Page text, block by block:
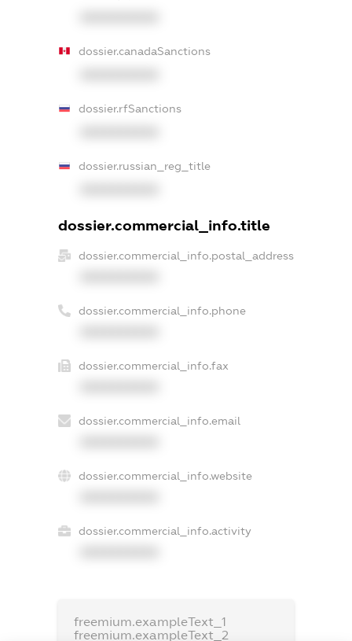
dossier.canadaSanctions
dossier.rfSanctions
dossier.russian_reg_title
dossier.commercial_info.title
dossier.commercial_info.postal_address
dossier.commercial_info.phone
dossier.commercial_info.fax
dossier.commercial_info.email
dossier.commercial_info.website
dossier.commercial_info.activity
freemium.exampleText_1
freemium.exampleText_2